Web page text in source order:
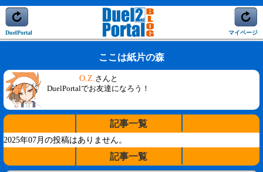
DuelPortal マイページ
ここは紙片の森
O.Z.さんと
DuelPortalでお友達になろう！
記事一覧
2025年07月の投稿はありません。
記事一覧